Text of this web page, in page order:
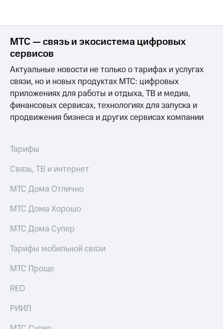
Контакты
развитие
этика
На главную
МТС — связь и экосистема цифровых
сервисов
Актуальные новости не только о тарифах и услугах
связи, но и новых продуктах МТС: цифровых
приложениях для работы и отдыха, ТВ и медиа,
финансовых сервисах, технологиях для запуска и
продвижения бизнеса и других сервисах компании
Тарифы
Связь, ТВ и интернет
МТС Дома Отлично
МТС Дома Хорошо
МТС Дома Супер
Тарифы мобильной связи
МТС Проще
RED
РИИЛ